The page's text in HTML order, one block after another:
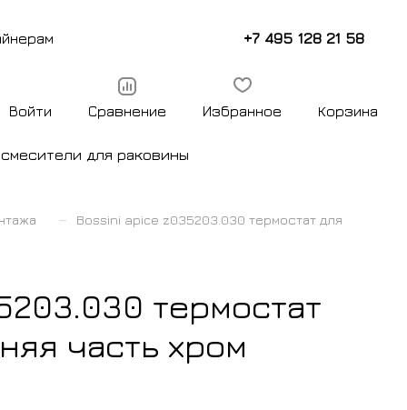
+7 495 128 21 58
Войти Сравнение Избранное Корзина
смесители для раковины
– Bossini apice z035203.030 термостат для
термостат
часть хром